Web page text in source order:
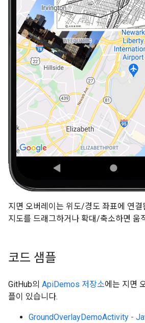
지면 오버레이는 위도/경도 좌표에 연
지도를 드래그하거나 확대/축소하면 움
코드 샘플
GitHub의 ApiDemos 저장소에는 지면
플이 있습니다.
GroundOverlayDemoActivity -